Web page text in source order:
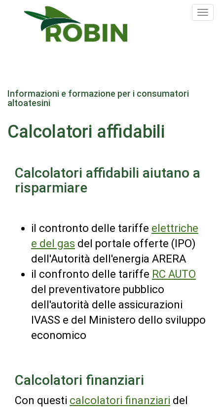
contenuto
Informazioni e formazione per i consumatori
altoatesini
Calcolatori affidabili
Calcolatori affidabili aiutano a
risparmiare
il contronto delle tariffe elettriche
e del gas del portale offerte (IPO)
dell'Autorità dell'energia ARERA
il confronto delle tariffe RC AUTO
del preventivatore pubblico
dell'autorità delle assicurazioni
IVASS e del Ministero dello sviluppo
economico
Calcolatori finanziari
Con questi calcolatori finanziari del